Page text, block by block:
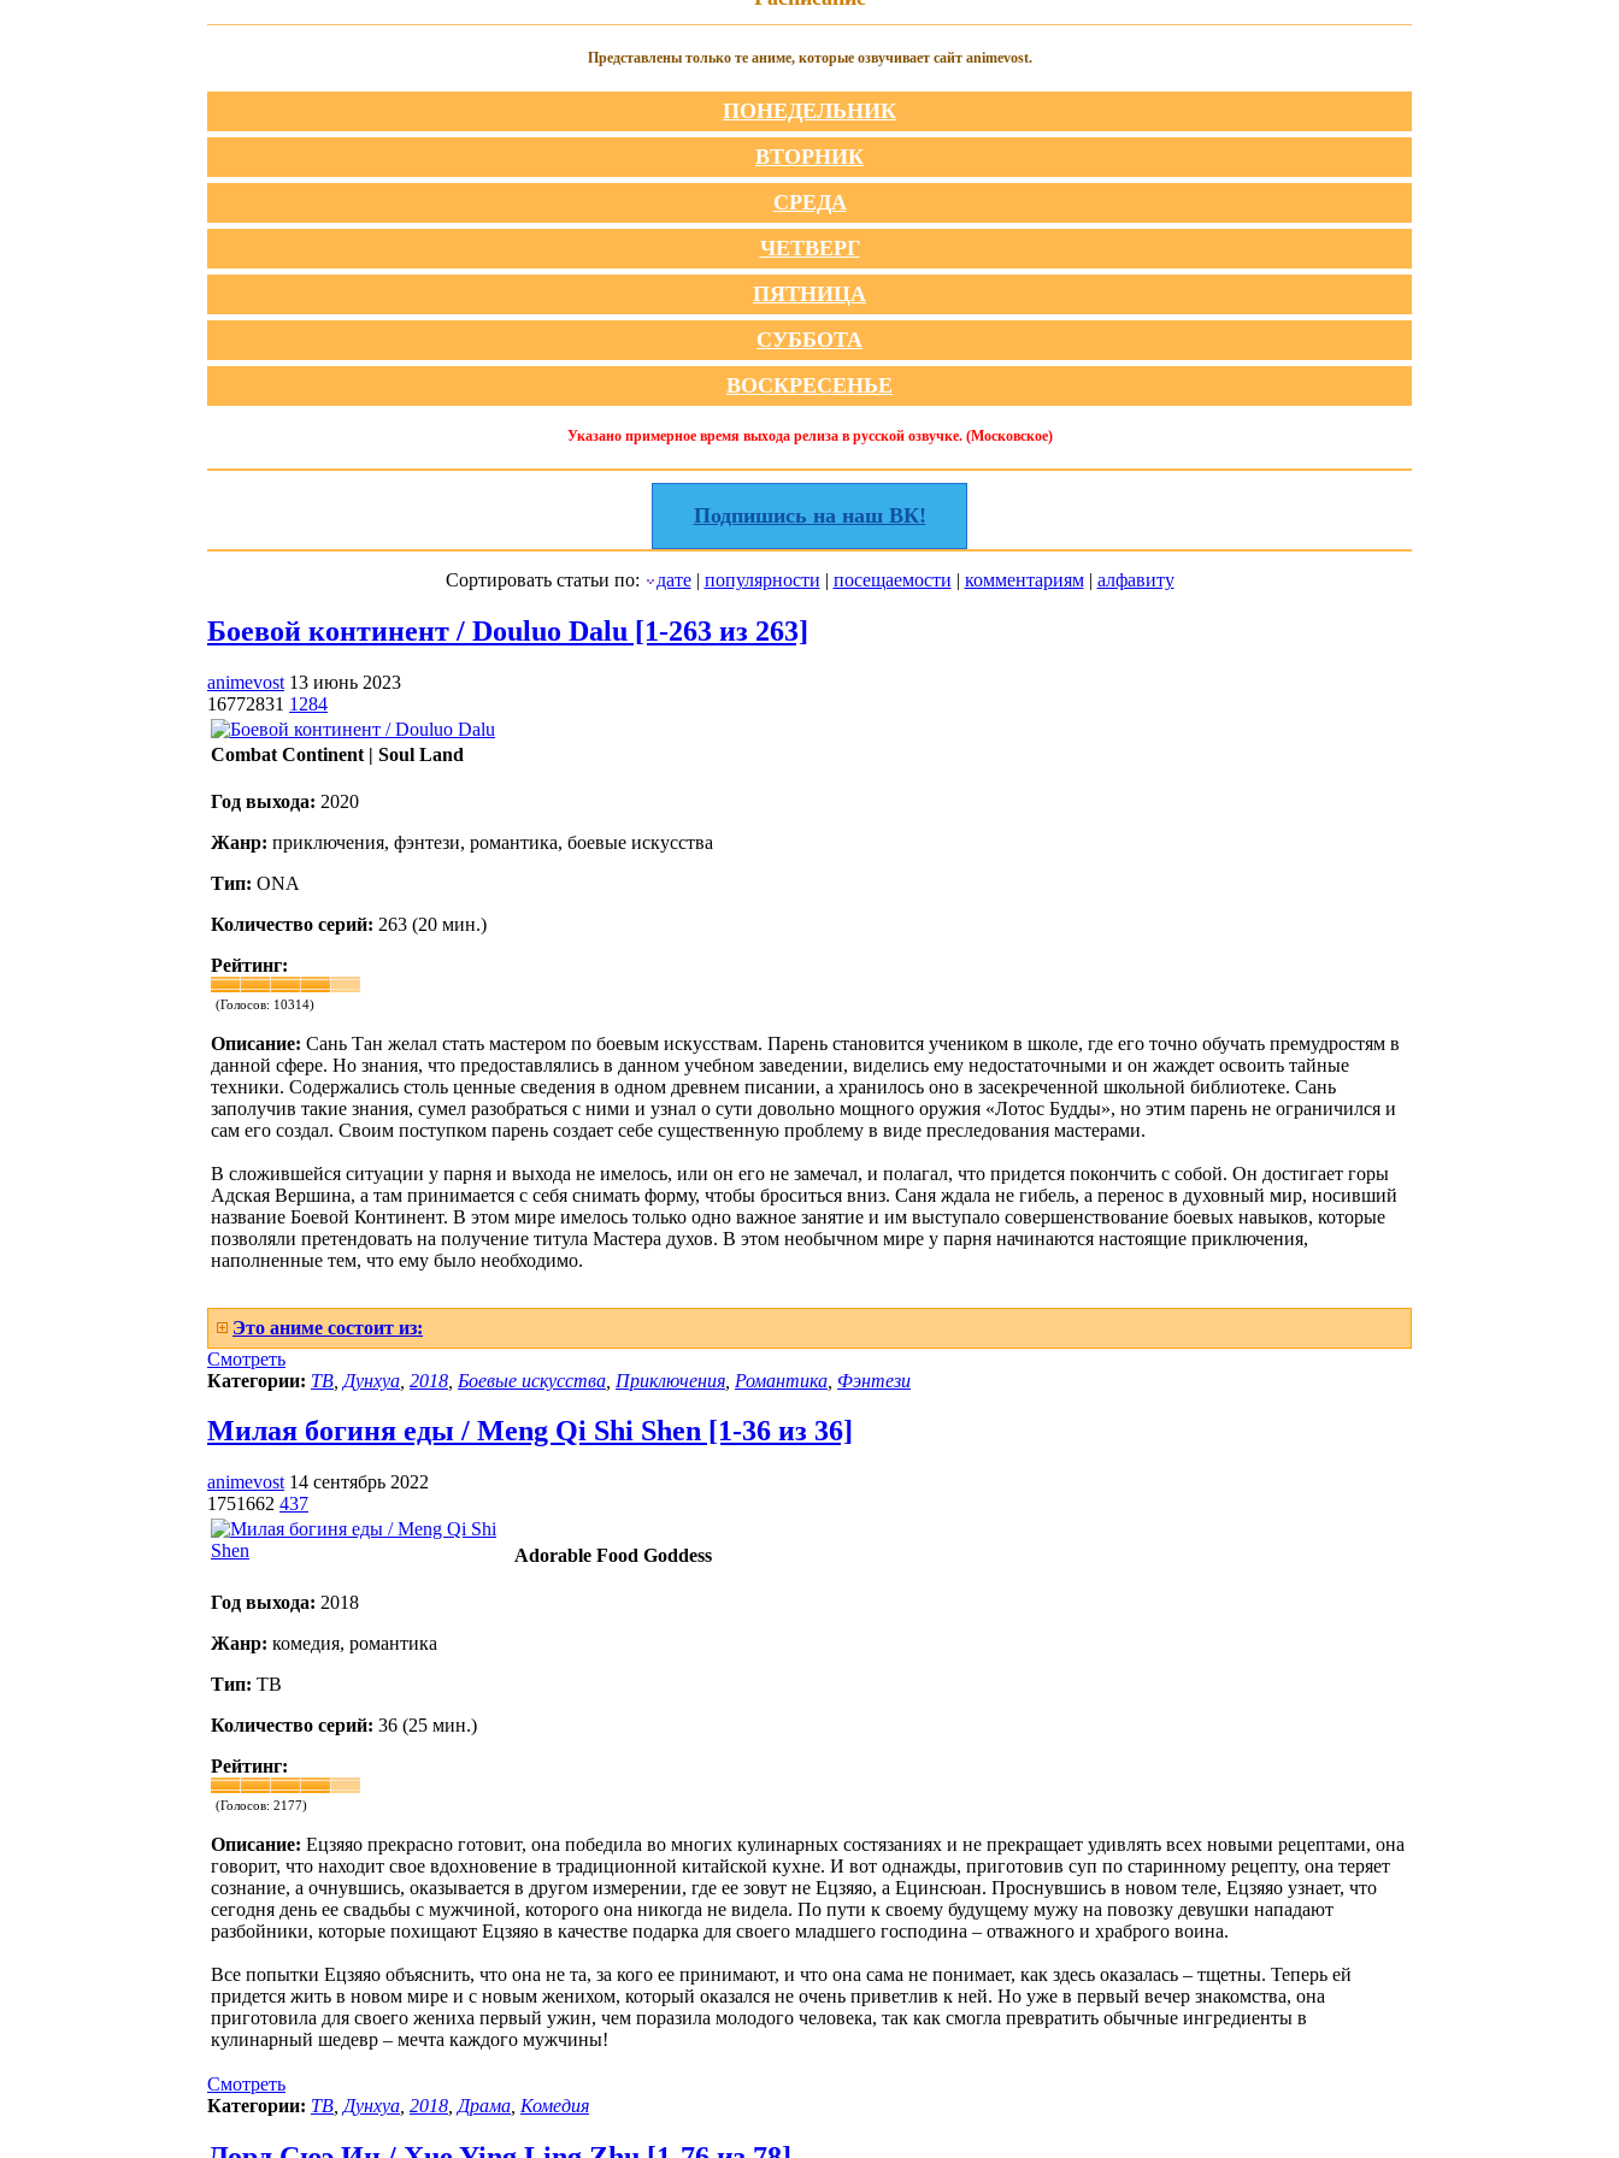
Представлены только те аниме, которые озвучивает сайт animevost.
ПОНЕДЕЛЬНИК
ВТОРНИК
СРЕДА
ЧЕТВЕРГ
ПЯТНИЦА
СУББОТА
ВОСКРЕСЕНЬЕ
Указано примерное время выхода релиза в русской озвучке. (Московское)
Подпишись на наш ВК!
Сортировать статьи по: дате| популярности | посещаемости | комментариям| алфавиту
Боевой континент / Douluo Dalu [1-263 из 263]
animevost 13 июнь 2023
16772831 1284
Combat Continent | Soul Land
Год выхода: 2020
Жанр: приключения, фэнтези, романтика, боевые искусства
Тип: ONA
Количество серий: 263 (20 мин.)
Рейтинг:
(Голосов: 10314)
Описание: Сань Тан желал стать мастером по боевым искусствам. Парень становится учеником в школе, где его точно обучать премудростям в
данной сфере. Но знания, что предоставлялись в данном учебном заведении, виделись ему недостаточными и он жаждет освоить тайные
техники. Содержались столь ценные сведения в одном древнем писании, а хранилось оно в засекреченной школьной библиотеке. Сань
заполучив такие знания, сумел разобраться с ними и узнал о сути довольно мощного оружия «Лотос Будды», но этим парень не ограничился и
сам его создал. Своим поступком парень создает себе существенную проблему в виде преследования мастерами.
В сложившейся ситуации у парня и выхода не имелось, или он его не замечал, и полагал, что придется покончить с собой. Он достигает горы
Адская Вершина, а там принимается с себя снимать форму, чтобы броситься вниз. Саня ждала не гибель, а перенос в духовный мир, носивший
название Боевой Континент. В этом мире имелось только одно важное занятие и им выступало совершенствование боевых навыков, которые
позволяли претендовать на получение титула Мастера духов. В этом необычном мире у парня начинаются настоящие приключения,
наполненные тем, что ему было необходимо.
Это аниме состоит из:
Смотреть
Категории: ТВ Дунхуа 2018 Боевые искусства Приключения Романтика Фэнтези
Милая богиня еды / Meng Qi Shi Shen [1-36 из 36]
animevost 14 сентябрь 2022
1751662 437
Adorable Food Goddess
Год выхода: 2018
Жанр: комедия, романтика
Тип: ТВ
Количество серий: 36 (25 мин.)
Рейтинг:
(Голосов: 2177)
Описание: Ецзяяо прекрасно готовит, она победила во многих кулинарных состязаниях и не прекращает удивлять всех новыми рецептами, она
говорит, что находит свое вдохновение в традиционной китайской кухне. И вот однажды, приготовив суп по старинному рецепту, она теряет
сознание, а очнувшись, оказывается в другом измерении, где ее зовут не Ецзяяо, а Ецинсюан. Проснувшись в новом теле, Ецзяяо узнает, что
сегодня день ее свадьбы с мужчиной, которого она никогда не видела. По пути к своему будущему мужу на повозку девушки нападают
разбойники, которые похищают Ецзяяо в качестве подарка для своего младшего господина – отважного и храброго воина.
Все попытки Ецзяяо объяснить, что она не та, за кого ее принимают, и что она сама не понимает, как здесь оказалась – тщетны. Теперь ей
придется жить в новом мире и с новым женихом, который оказался не очень приветлив к ней. Но уже в первый вечер знакомства, она
приготовила для своего жениха первый ужин, чем поразила молодого человека, так как смогла превратить обычные ингредиенты в
кулинарный шедевр – мечта каждого мужчины!
Смотреть
Категории: ТВ Дунхуа 2018 Драма Комедия